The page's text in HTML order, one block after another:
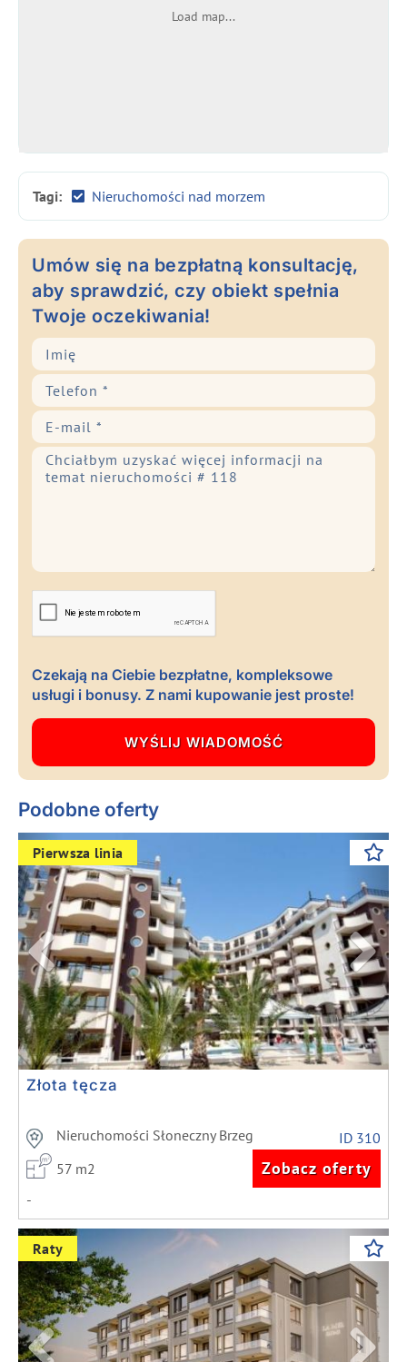
Load map...
Tagi: Nieruchomości nad morzem
Umów się na bezpłatną konsultację,
aby sprawdzić, czy obiekt spełnia
Twoje oczekiwania!
Czekają na Ciebie bezpłatne, kompleksowe
usługi i bonusy. Z nami kupowanie jest proste!
Podobne oferty
Previous Next
Pierwsza linia
Złota tęcza
Nieruchomości Słoneczny Brzeg
ID 310
57 m2
Zobacz oferty
-
Previous Next
Raty